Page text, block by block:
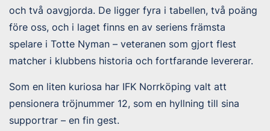
och två oavgjorda. De ligger fyra i tabellen, två poäng
före oss, och i laget finns en av seriens främsta
spelare i Totte Nyman – veteranen som gjort flest
matcher i klubbens historia och fortfarande levererar.
Som en liten kuriosa har IFK Norrköping valt att
pensionera tröjnummer 12, som en hyllning till sina
supportrar – en fin gest.